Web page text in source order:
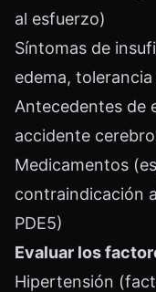
al esfuerzo)
Síntomas de
edema,
Antecedentes de
accidente
Medicamentos
contraindicación
PDE5)
Evaluar los
Hipertensión